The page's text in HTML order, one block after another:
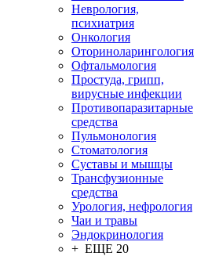
Неврология,
психиатрия
Онкология
Оториноларингология
Офтальмология
Простуда, грипп,
вирусные инфекции
Противопаразитарные
средства
Пульмонология
Стоматология
Суставы и мышцы
Трансфузионные
средства
Урология, нефрология
Чаи и травы
Эндокринология
+ ЕЩЕ 20